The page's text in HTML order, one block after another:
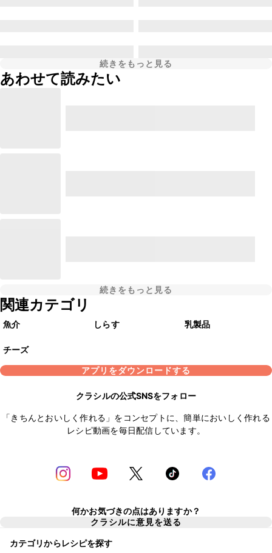
続きをもっと見る
あわせて読みたい
続きをもっと見る
関連カテゴリ
魚介 しらす 乳製品
チーズ
アプリをダウンロードする
クラシルの公式SNSをフォロー
「きちんとおいしく作れる」をコンセプトに、簡単においしく作れる
レシピ動画を毎日配信しています。
何かお気づきの点はありますか？
クラシルに意見を送る
カテゴリからレシピを探す